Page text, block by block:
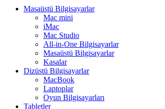
Masaüstü Bilgisayarlar
Mac mini
iMac
Mac Studio
All-in-One Bilgisayarlar
Masaüstü Bilgisayarlar
Kasalar
Dizüstü Bilgisayarlar
MacBook
Laptoplar
Oyun Bilgisayarları
Tabletler